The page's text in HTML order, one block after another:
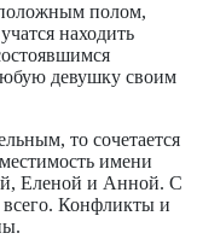
полом,
находить
девушку своим
то сочетается
имени
Еленой и Анной. С
Конфликты и